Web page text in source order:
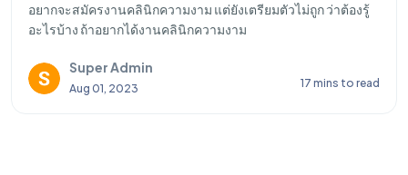
อยากจะสมัครงานคลินิกความงาม แต่ยังเตรียมตัวไม่ถูก ว่าต้องรู้
อะไรบ้าง ถ้าอยากได้งานคลินิกความงาม
Super Admin
Aug 01, 2023 17 mins to read